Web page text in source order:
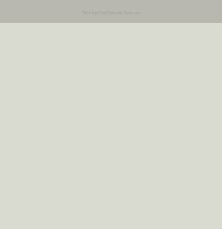
Web by Cliff Internet Services